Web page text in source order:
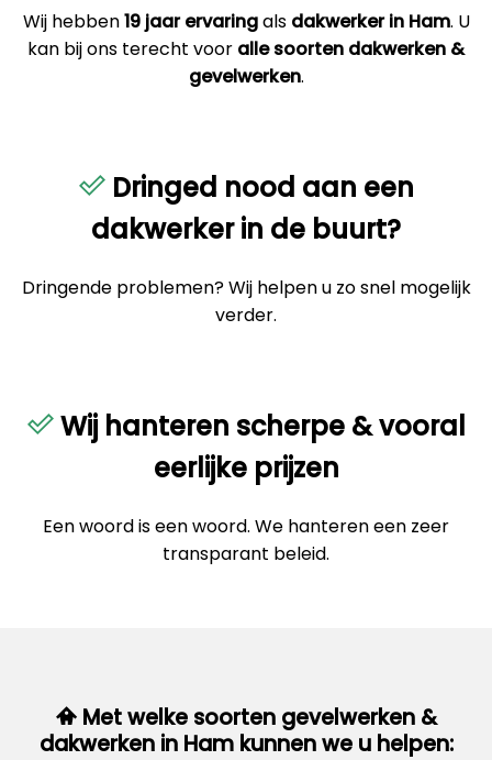
Wij hebben19 jaar ervaringals dakwerker in Ham. U
kan bij ons terecht voor alle soorten dakwerken &
gevelwerken.
Dringed nood aan een
dakwerker in de buurt?
Dringende problemen? Wij helpen u zo snel mogelijk
verder.
Wij hanteren scherpe & vooral
eerlijke prijzen
Een woord is een woord. We hanteren een zeer
transparant beleid.
Met welke soorten gevelwerken &
dakwerken in Ham kunnen we u helpen: